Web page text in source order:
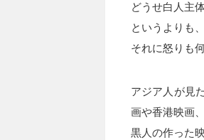
どうせ白人主
というよりも
それに怒りも
アジア人が見
画や香港映画
黒人の作った